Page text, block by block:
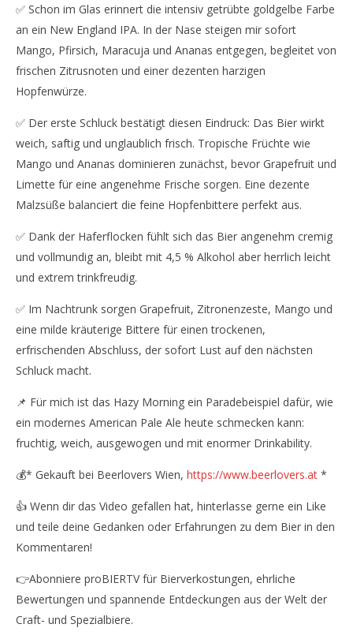
✅ Schon im Glas erinnert die intensiv getrübte goldgelbe Farbe
an ein New England IPA. In der Nase steigen mir sofort
Mango, Pfirsich, Maracuja und Ananas entgegen, begleitet von
frischen Zitrusnoten und einer dezenten harzigen
Hopfenwürze.
✅ Der erste Schluck bestätigt diesen Eindruck: Das Bier wirkt
weich, saftig und unglaublich frisch. Tropische Früchte wie
Mango und Ananas dominieren zunächst, bevor Grapefruit und
Limette für eine angenehme Frische sorgen. Eine dezente
Malzsüße balanciert die feine Hopfenbittere perfekt aus.
✅ Dank der Haferflocken fühlt sich das Bier angenehm cremig
und vollmundig an, bleibt mit 4,5 % Alkohol aber herrlich leicht
und extrem trinkfreudig.
✅ Im Nachtrunk sorgen Grapefruit, Zitronenzeste, Mango und
eine milde kräuterige Bittere für einen trockenen,
erfrischenden Abschluss, der sofort Lust auf den nächsten
Schluck macht.
📌 Für mich ist das Hazy Morning ein Paradebeispiel dafür, wie
ein modernes American Pale Ale heute schmecken kann:
fruchtig, weich, ausgewogen und mit enormer Drinkability.
💰* Gekauft bei Beerlovers Wien, https://www.beerlovers.at *
👍 Wenn dir das Video gefallen hat, hinterlasse gerne ein Like
und teile deine Gedanken oder Erfahrungen zu dem Bier in den
Kommentaren!
👉Abonniere proBIERTV für Bierverkostungen, ehrliche
Bewertungen und spannende Entdeckungen aus der Welt der
Craft- und Spezialbiere.